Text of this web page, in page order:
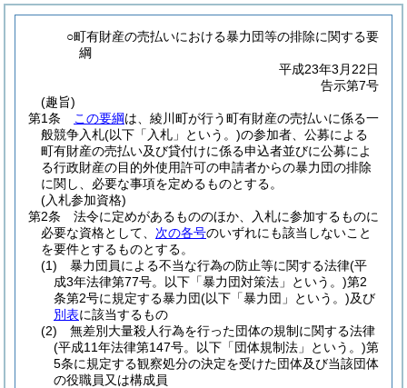
○町有財産の売払いにおける暴力団等の排除に関する要
綱
平成23年3月22日
告示第7号
(趣旨)
第1条
この要綱は、綾川町が行う町有財産の売払いに係る一
般競争入札(以下「入札」という。)の参加者、公募による
町有財産の売払い及び貸付けに係る申込者並びに公募によ
る行政財産の目的外使用許可の申請者からの暴力団の排除
に関し、必要な事項を定めるものとする。
(入札参加資格)
第2条
法令に定めがあるもののほか、入札に参加するものに
必要な資格として、 次の各号のいずれにも該当しないこと
を要件とするものとする。
(1)
暴力団員による不当な行為の防止等に関する法律(平
成3年法律第77号。以下「暴力団対策法」という。)第2
条第2号に規定する暴力団(以下「暴力団」という。)及び
別表に該当するもの
(2)
無差別大量殺人行為を行った団体の規制に関する法律
(平成11年法律第147号。以下「団体規制法」という。)第
5条に規定する観察処分の決定を受けた団体及び当該団体
の役職員又は構成員